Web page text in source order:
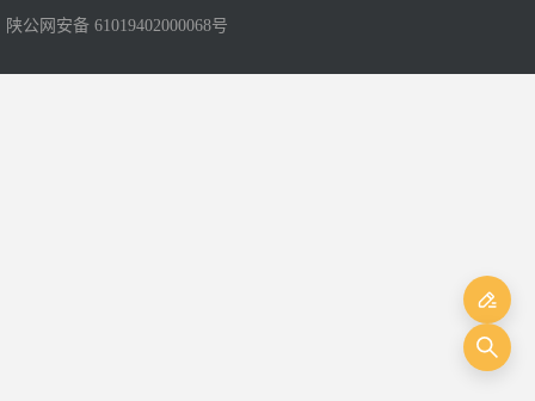
陕公网安备 61019402000068号